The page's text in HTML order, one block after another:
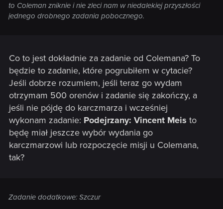
to Coleman zniknie i nie zleci nam w niedalekiej przyszłości
jednego drobnego zadania pobocznego.
Co to jest dokładnie za zadanie od Colemana? To
będzie to zadanie, które pogrubiłem w cytacie?
Jeśli dobrze rozumiem, jeśli teraz go wydam
otrzymam 500 orenów i zadanie się zakończy, a
jeśli nie pójdę do karczmarza i wcześniej
wykonam zadanie: Podejrzany: Vincent Meis to
będę miał jeszcze wybór wydania go
karczmarzowi lub rozpoczęcie misji u Colemana,
tak?
Zadanie dodatkowe: Szczur